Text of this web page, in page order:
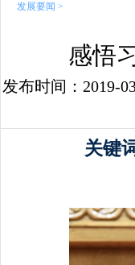
发展要闻 >
感悟
发布时间：2019-
关键